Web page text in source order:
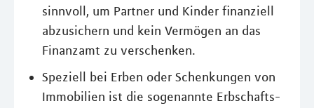
sinnvoll, um Partner und Kinder finanziell
abzusichern und kein Vermögen an das
Finanzamt zu verschenken.
Speziell bei Erben oder Schenkungen von
Immobilien ist die sogenannte Erbschafts-